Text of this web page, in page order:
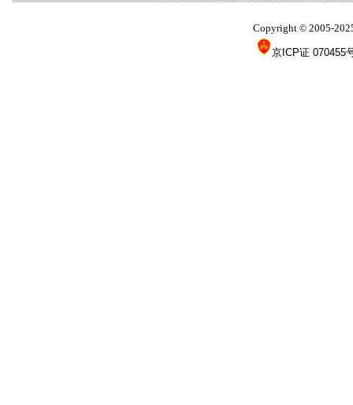
Copyright © 2005-
京ICP证 070455